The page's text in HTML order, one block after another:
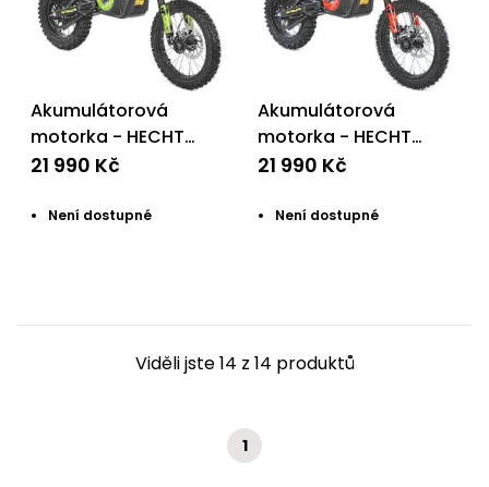
Akumulátorová
motorka - HECHT
59150 GREEN
21 990 Kč
Není dostupné
Akumulátorová
motorka - HECHT
59150 RED
21 990 Kč
Není dostupné
Viděli jste 14 z 14 produktů
1